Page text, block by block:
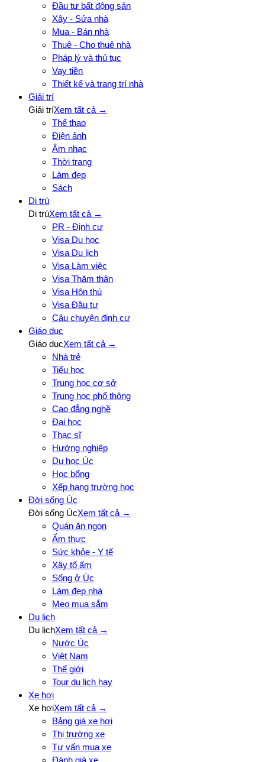
Đầu tư bất động sản
Xây - Sửa nhà
Mua - Bán nhà
Thuê - Cho thuê nhà
Pháp lý và thủ tục
Vay tiền
Thiết kế và trang trí nhà
Giải trí
Giải tríXem tất cả →
Thể thao
Điện ảnh
Âm nhạc
Thời trang
Làm đẹp
Sách
Di trú
Di trúXem tất cả →
PR - Định cư
Visa Du học
Visa Du lịch
Visa Làm việc
Visa Thăm thân
Visa Hôn thú
Visa Đầu tư
Câu chuyện định cư
Giáo dục
Giáo dụcXem tất cả →
Nhà trẻ
Tiểu học
Trung học cơ sở
Trung học phổ thông
Cao đẳng nghề
Đại học
Thạc sĩ
Hướng nghiệp
Du học Úc
Học bổng
Xếp hạng trường học
Đời sống Úc
Đời sống ÚcXem tất cả →
Quán ăn ngon
Ẩm thực
Sức khỏe - Y tế
Xây tổ ấm
Sống ở Úc
Làm đẹp nhà
Mẹo mua sắm
Du lịch
Du lịchXem tất cả →
Nước Úc
Việt Nam
Thế giới
Tour du lịch hay
Xe hơi
Xe hơiXem tất cả →
Bảng giá xe hơi
Thị trường xe
Tư vấn mua xe
Đánh giá xe